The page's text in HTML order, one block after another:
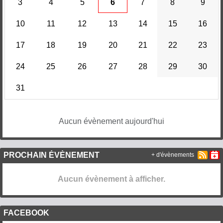
3 4 5 6 7 8 9
10 11 12 13 14 15 16
17 18 19 20 21 22 23
24 25 26 27 28 29 30
31
Aucun évènement aujourd'hui
PROCHAIN ÉVÈNEMENT
Aucun évènement à afficher.
+ d'évènements
FACEBOOK